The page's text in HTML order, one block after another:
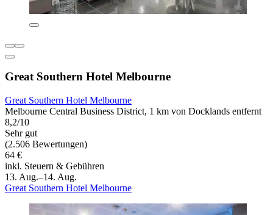
Great Southern Hotel Melbourne
Great Southern Hotel Melbourne
Melbourne Central Business District, 1 km von Docklands entfernt
8,2/10
Sehr gut
(2.506 Bewertungen)
64 €
inkl. Steuern & Gebühren
13. Aug.–14. Aug.
Great Southern Hotel Melbourne